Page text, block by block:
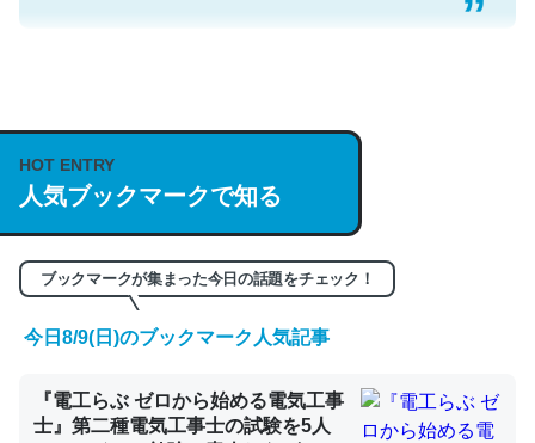
説してる記事が少ないので貴重な良記事。/続編来た
https://isobe324649.hatenablog.com/entry/2023/03/27
/064121
─GPTの仕組みと限界についての考察（１） - conceptualization
くらい。小説でいう「ずっと前の伏線」は回収されないけ
ど、短期記憶というには多い分量。進化すればするほど分
HOT ENTRY
人気ブックマークで知る
ブックマークが集まった今日の話題をチェック！
今日8/9(日)のブックマーク人気記事
『電工らぶ ゼロから始める電気工事
士』第二種電気工事士の試験を5人